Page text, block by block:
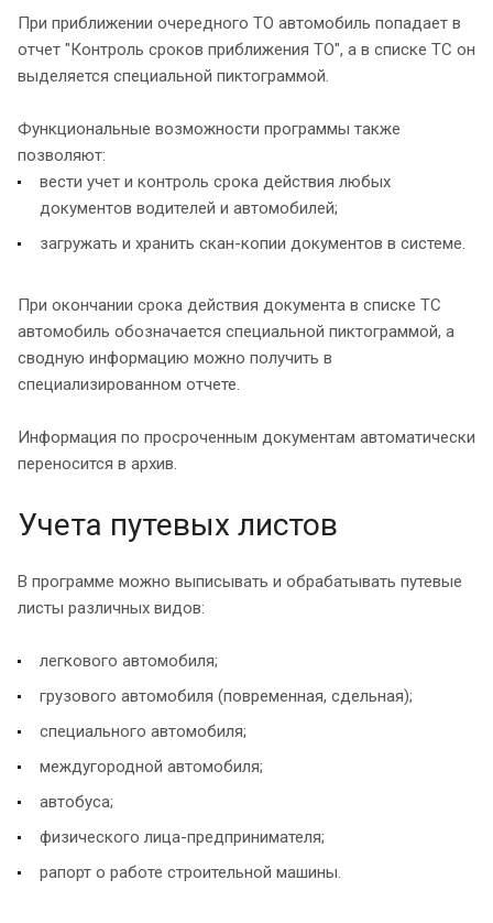
При приближении очередного ТО автомобиль попадает в
отчет "Контроль сроков приближения ТО", а в списке ТС он
выделяется специальной пиктограммой.
Функциональные возможности программы также
позволяют:
вести учет и контроль срока действия любых
документов водителей и автомобилей;
загружать и хранить скан-копии документов в системе.
При окончании срока действия документа в списке ТС
автомобиль обозначается специальной пиктограммой, а
сводную информацию можно получить в
специализированном отчете.
Информация по просроченным документам автоматически
переносится в архив.
Учета путевых листов
В программе можно выписывать и обрабатывать путевые
листы различных видов:
легкового автомобиля;
грузового автомобиля (повременная, сдельная);
специального автомобиля;
междугородной автомобиля;
автобуса;
физического лица-предпринимателя;
рапорт о работе строительной машины.